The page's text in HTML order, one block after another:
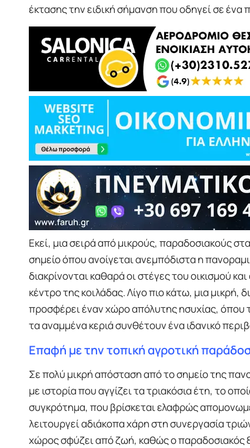
έκτασης την ειδική σήμανση που οδηγεί σε ένα
Εκεί, μια σειρά από μικρούς, παραδοσιακούς
σημείο όπου ανοίγεται ανεμπόδιστα η
διακρίνονται καθαρά οι στέγες του οικισμού
κέντρο της κοιλάδας. Λίγο πιο κάτω, μια μικρή,
προσφέρει έναν χώρο απόλυτης ησυχίας, όπου
τα αναμμένα κεριά συνθέτουν ένα ιδανικό
Επαφή με την τοπική αγροτική
Σε πολύ μικρή απόσταση από το σημείο της
με ιστορία που αγγίζει τα τριακόσια έτη, το
συγκρότημα, που βρίσκεται ελαφρώς
λειτουργεί αδιάκοπα χάρη στη συνεργασία
χώρος σφύζει από ζωή, καθώς ο